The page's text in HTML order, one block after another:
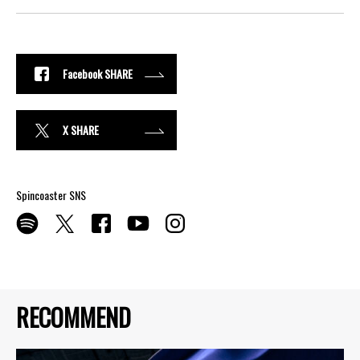
RECOMMEND
Facebook SHARE
X SHARE
Spincoaster SNS